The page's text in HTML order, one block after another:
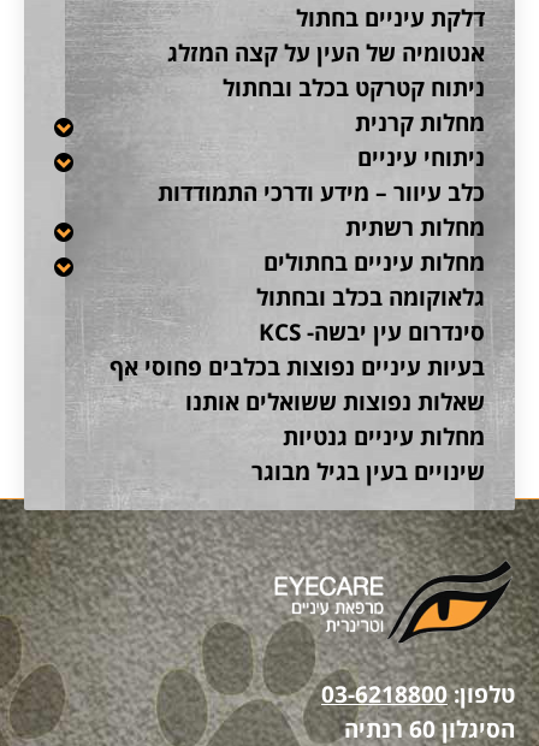
דלקת עיניים בחתול
אנטומיה של העין על קצה המזלג
ניתוח קטרקט בכלב ובחתול
מחלות קרנית
ניתוחי עיניים
כלב עיוור – מידע ודרכי התמודדות
מחלות רשתית
מחלות עיניים בחתולים
גלאוקומה בכלב ובחתול
סינדרום עין יבשה- KCS
בעיות עיניים נפוצות בכלבים פחוסי אף
שאלות נפוצות ששואלים אותנו
מחלות עיניים גנטיות
שינויים בעין בגיל מבוגר
טלפון:03-6218800
הסיגלון 60 רנתיה